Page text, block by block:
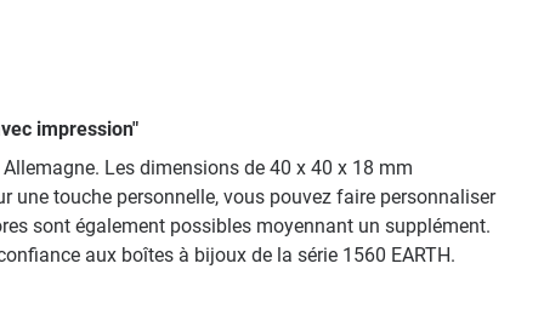
impression"
Les dimensions de 40 x 40 x 18 mm
une touche personnelle, vous pouvez faire personnaliser
sont également possibles moyennant un supplément.
aux boîtes à bijoux de la série 1560 EARTH.